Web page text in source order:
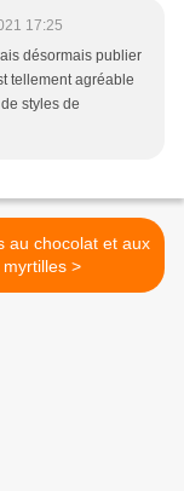
17:25
désormais publier
tellement agréable
styles de
au chocolat et aux
myrtilles >